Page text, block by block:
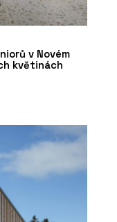
v Novém
květinách